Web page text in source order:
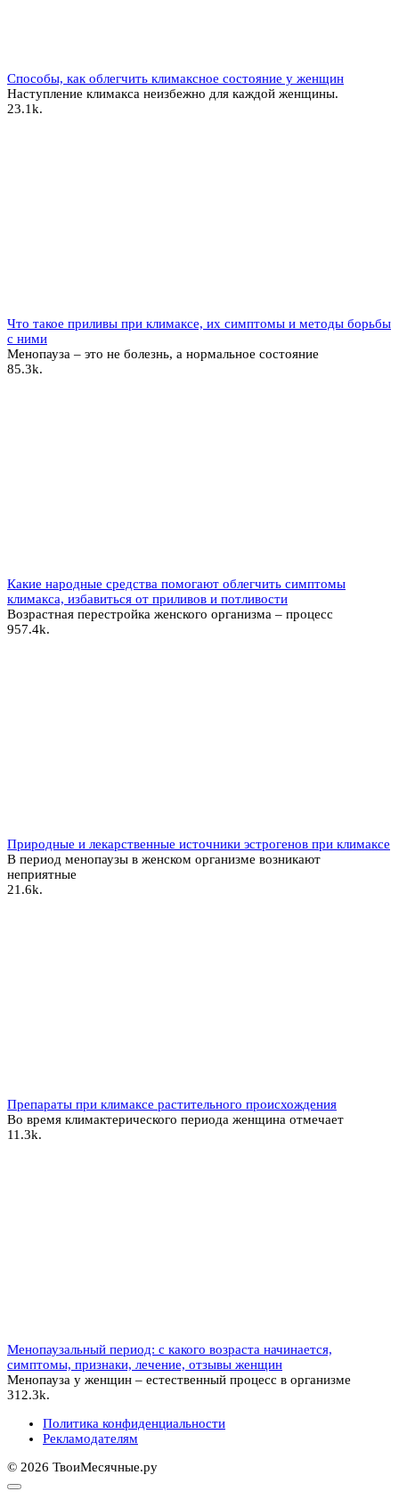
Способы, как облегчить климаксное состояние у женщин
Наступление климакса неизбежно для каждой женщины.
23.1k.
Что такое приливы при климаксе, их симптомы и методы борьбы
с ними
Менопауза – это не болезнь, а нормальное состояние
85.3k.
Какие народные средства помогают облегчить симптомы
климакса, избавиться от приливов и потливости
Возрастная перестройка женского организма – процесс
957.4k.
Природные и лекарственные источники эстрогенов при климаксе
В период менопаузы в женском организме возникают
неприятные
21.6k.
Препараты при климаксе растительного происхождения
Во время климактерического периода женщина отмечает
11.3k.
Менопаузальный период: с какого возраста начинается,
симптомы, признаки, лечение, отзывы женщин
Менопауза у женщин – естественный процесс в организме
312.3k.
Политика конфиденциальности
Рекламодателям
© 2026 ТвоиМесячные.ру